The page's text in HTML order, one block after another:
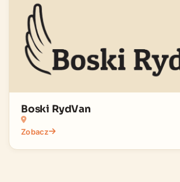
Boski RydVan
Zobacz